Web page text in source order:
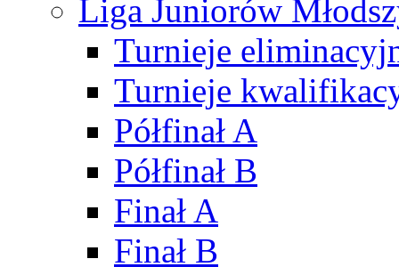
Liga Juniorów
Turnieje
Turnieje
Półfinał A
Półfinał B
Finał A
Finał B